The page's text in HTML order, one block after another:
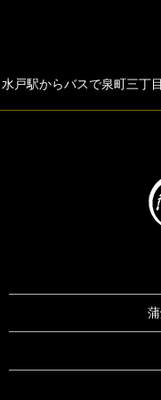
水戸駅からバスで泉町三丁